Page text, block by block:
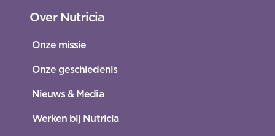
Over Nutricia
Onze missie
Onze geschiedenis
Nieuws & Media
Werken bij Nutricia